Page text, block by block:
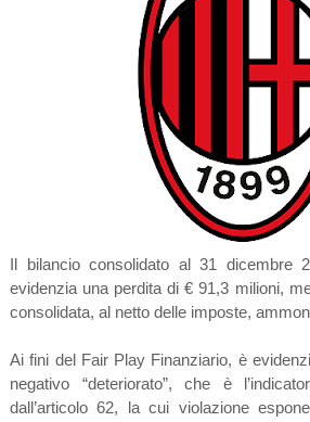
Il bilancio consolidato al 31 dicembre
evidenzia una perdita di € 91,3 milioni,
consolidata, al netto delle imposte,
Ai fini del Fair Play Finanziario, è
negativo “deteriorato”, che è
dall’articolo 62, la cui violazione